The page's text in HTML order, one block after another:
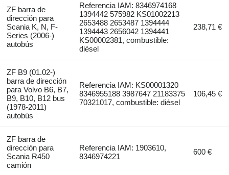
ZF barra de
dirección para
Scania K, N, F-
Series (2006-)
autobús
Referencia IAM: 8346974168
1394442 575982 KS01002213
2653488 2653487 1394444
1394443 2656042 1394441
KS00002381, combustible:
diésel
238,71 €
ZF B9 (01.02-)
barra de dirección
para Volvo B6, B7,
B9, B10, B12 bus
(1978-2011)
autobús
Referencia IAM: KS00001320
8346955188 3987647 21183375
70321017, combustible: diésel
106,45 €
ZF barra de
dirección para
Scania R450
camión
Referencia IAM: 1903610,
8346974221
600 €